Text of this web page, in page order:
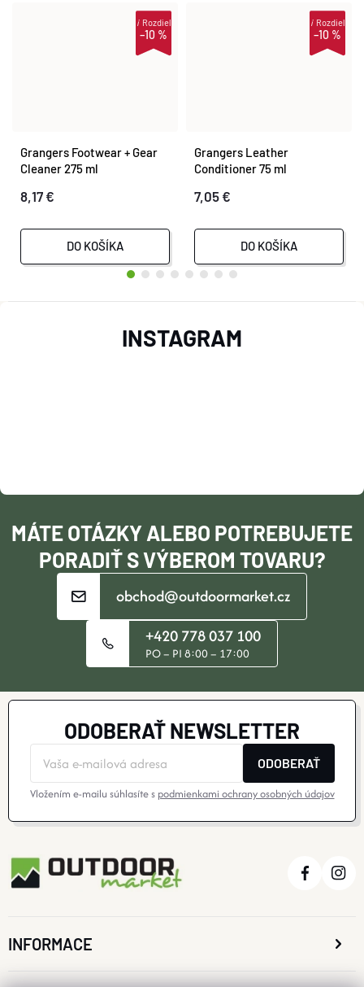
–10 %
iRozdiel
Grangers Footwear + Gear
Cleaner 275 ml
8,17 €
DO KOŠÍKA
–10 %
iRozdiel
Grangers Leather
Conditioner 75 ml
7,05 €
DO KOŠÍKA
T
MÁTE OTÁZKY ALEBO POTREBUJETE
PORADIŤ S VÝBEROM TOVARU?
obchod@outdoormarket.cz
+420 778 037 100
PO – PI 8:00 – 17:00
INSTAGRAM
ODOBERAŤ NEWSLETTER
ODOBERAŤ
Vložením e-mailu súhlasíte s podmienkami ochrany osobných údajov
INFORMACE